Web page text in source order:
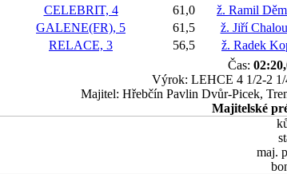
CELEBRIT, 4 61,0 ž. Ramil
GALENE(FR), 5 61,5 ž. Jiří
RELACE, 3 56,5 ž. Radek
Čas:
Výrok: LEHCE 4 1/2-2 1/
Majitel: Hřebčín Pavlin Dvůr-Picek,
Majitelské
maj.